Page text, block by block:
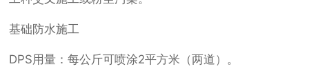
基础防水施工
DPS用量：每公斤可喷涂2平方米（两道）。